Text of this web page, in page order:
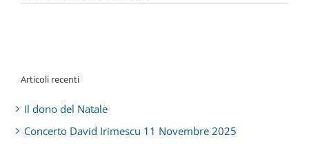
Articoli recenti
Il dono del Natale
Concerto David Irimescu 11 Novembre 2025